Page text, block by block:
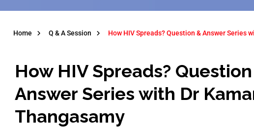
Home Q & A Session How HIV Spreads? Question & Answer Series
How HIV Spreads?
Answer Series with Dr
Thangasamy